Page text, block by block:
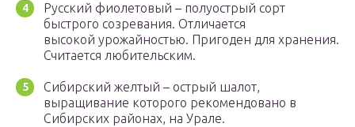
Русский фиолетовый – полуострый сорт
быстрого созревания. Отличается
высокой урожайностью. Пригоден для хранения.
Считается любительским.
Сибирский желтый – острый шалот,
выращивание которого рекомендовано в
Сибирских районах, на Урале.